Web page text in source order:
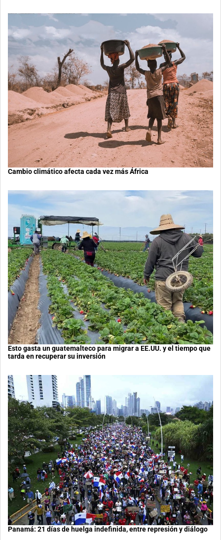
Cambio climático afecta cada vez más África
Esto gasta un guatemalteco para migrar a EE.UU. y el tiempo que
tarda en recuperar su inversión
Panamá: 21 días de huelga indefinida, entre represión y diálogo